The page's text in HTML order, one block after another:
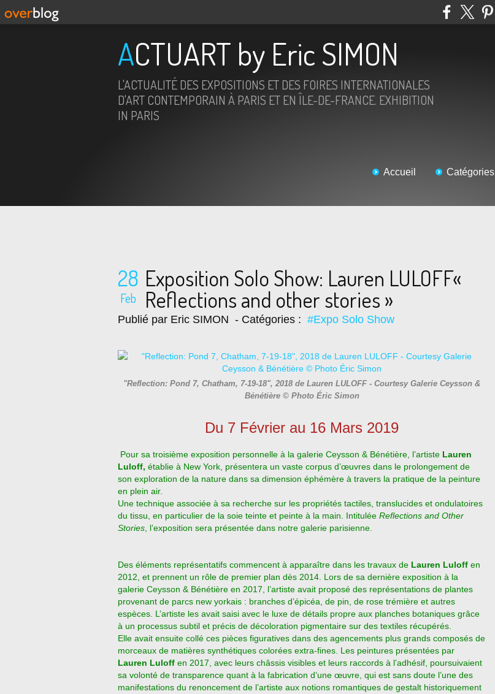
ACTUART by Eric SIMON
L'ACTUALITÉ DES EXPOSITIONS ET DES FOIRES INTERNATIONALES
D'ART CONTEMPORAIN À PARIS ET EN ÎLE-DE-FRANCE. EXHIBITION
IN PARIS
Accueil Catégories
28
Feb
Exposition Solo Show: Lauren LULOFF«
Reflections and other stories »
Publié par Eric SIMON - Catégories : #Expo Solo Show
"Reflection: Pond 7, Chatham, 7-19-18", 2018 de Lauren LULOFF - Courtesy Galerie Ceysson &
Bénétière © Photo Éric Simon
Du 7 Février au 16 Mars 2019
Pour sa troisième exposition personnelle à la galerie Ceysson & Bénétière, l’artiste Lauren
Luloff, établie à New York, présentera un vaste corpus d’œuvres dans le prolongement de
son exploration de la nature dans sa dimension éphémère à travers la pratique de la peinture
en plein air.
Une technique associée à sa recherche sur les propriétés tactiles, translucides et ondulatoires
du tissu, en particulier de la soie teinte et peinte à la main. Intitulée Reflections and Other
Stories , l’exposition sera présentée dans notre galerie parisienne.
Des éléments représentatifs commencent à apparaître dans les travaux de Lauren Luloff en
2012, et prennent un rôle de premier plan dès 2014. Lors de sa dernière exposition à la
galerie Ceysson & Bénétière en 2017, l’artiste avait proposé des représentations de plantes
provenant de parcs new yorkais : branches d’épicéa, de pin, de rose trémière et autres
espèces. L’artiste les avait saisi avec le luxe de détails propre aux planches botaniques grâce
à un processus subtil et précis de décoloration pigmentaire sur des textiles récupérés.
Elle avait ensuite collé ces pièces figuratives dans des agencements plus grands composés de
morceaux de matières synthétiques colorées extra-fines. Les peintures présentées par
Lauren Luloff en 2017, avec leurs châssis visibles et leurs raccords à l’adhésif, poursuivaient
sa volonté de transparence quant à la fabrication d’une œuvre, qui est sans doute l’une des
manifestations du renoncement de l’artiste aux notions romantiques de gestalt historiquement